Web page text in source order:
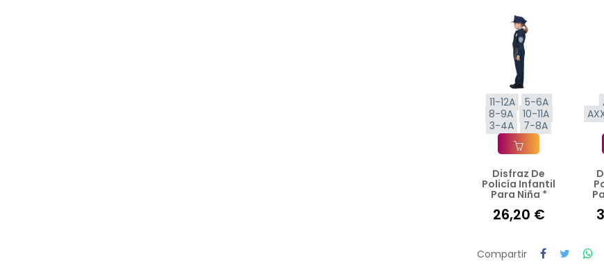
11-12A
5-6A
8-9A
10-11A
3-4A
7-8A
Añadir A La Cesta
Disfraz De
Policía Infantil
Para Niña *
26,20 €
Compartir